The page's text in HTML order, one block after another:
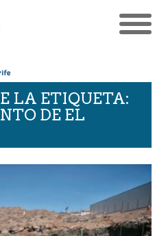
LA ETIQUETA:
DE EL